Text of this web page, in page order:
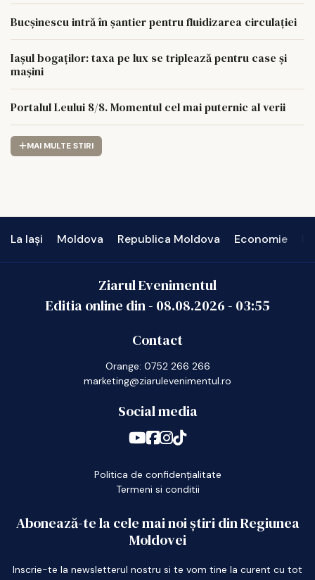
Bucșinescu intră în șantier pentru fluidizarea circulației
Iașul bogaților: taxa pe lux se triplează pentru case și
mașini
Portalul Leului 8/8. Momentul cel mai puternic al verii
MAI MULTE STIRI
La Iași Moldova Republica Moldova Economie
Ziarul Evenimentul
Editia online din - 08.08.2026- 03:55
Contact
Orange: 0752 266 266
marketing@ziarulevenimentul.ro
Social media
Politica de confidențialitate
Termeni si conditii
Abonează-te la cele mai noi știri din Regiunea
Moldovei
Inscrie-te la newsletterul nostru si te vom tine la curent cu tot